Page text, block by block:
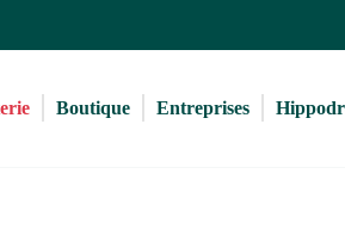
au
principal
Boutique Entreprises